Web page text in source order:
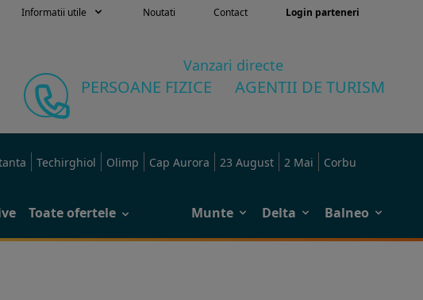
Informatii utile Noutati Contact Login parteneri
Vanzari directe
PERSOANE FIZICE AGENTII DE TURISM
Techirghiol Olimp Cap Aurora 23 August 2 Mai
Corbu
Toate ofertele Munte Delta Balneo